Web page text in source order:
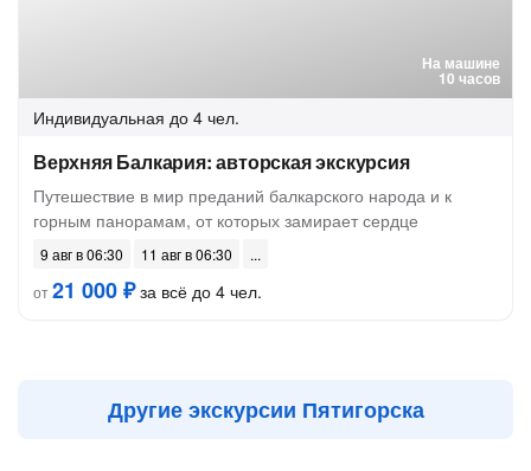
На машине
10 часов
Индивидуальная до 4 чел.
Верхняя Балкария: авторская экскурсия
Путешествие в мир преданий балкарского народа и к
горным панорамам, от которых замирает сердце
9 авг в 06:30
11 авг в 06:30
от21 000 ₽за всё до 4 чел.
Другие экскурсии Пятигорска